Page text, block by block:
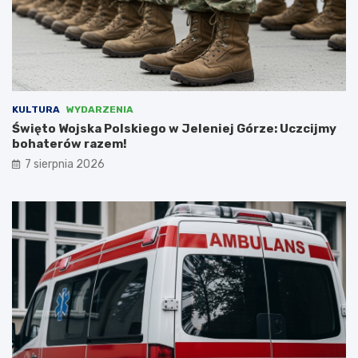
w
e
o
w
ć
ó
a
c
z
N
i
e
a
i
i
z
ą
c
KULTURA WYDARZENIA
Święto Wojska Polskiego w Jeleniej Górze: Uczcijmy
bohaterów razem!
7 sierpnia 2026